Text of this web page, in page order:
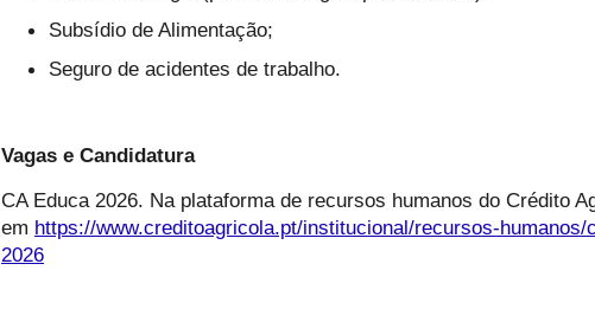
Subsídio de Alimentação;
Seguro de acidentes de trabalho.
Vagas e Candidatura
CA Educa 2026. Na plataforma de recursos humanos do Crédito
em https://www.creditoagricola.pt/institucional/recursos-humanos/
2026